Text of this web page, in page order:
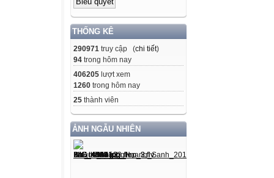
THỐNG KÊ
290971 truy cập (chi tiết)
94 trong hôm nay
406205 lượt xem
1260 trong hôm nay
25 thành viên
ẢNH NGẪU NHIÊN